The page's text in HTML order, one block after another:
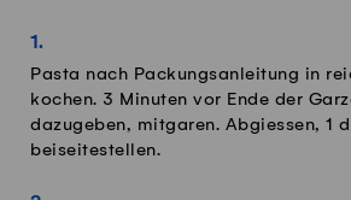
Pasta nach Packungsanleitung in
kochen. 3 Minuten vor Ende der
dazugeben, mitgaren. Abgiessen, 1
beiseitestellen.